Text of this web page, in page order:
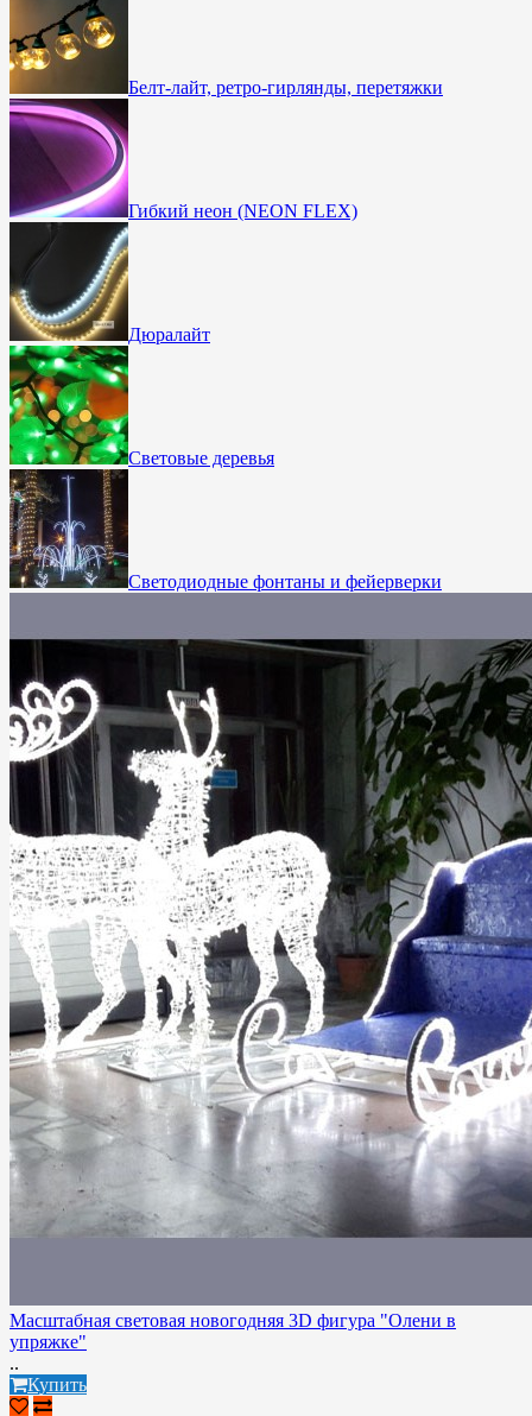
Белт-лайт, ретро-гирлянды, перетяжки
Гибкий неон (NEON FLEX)
Дюралайт
Световые деревья
Светодиодные фонтаны и фейерверки
Масштабная световая новогодняя 3D фигура "Олени в
упряжке"
..
Купить